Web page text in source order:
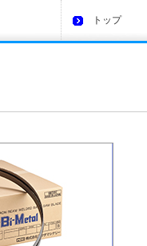
トップ